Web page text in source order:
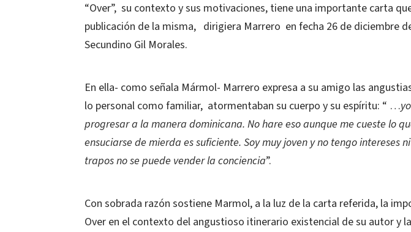
“Over”, su contexto y sus motivaciones, tiene una importante carta
publicación de la misma, dirigiera Marrero en fecha 26 de diciembre
Secundino Gil Morales.
En ella- como señala Mármol- Marrero expresa a su amigo las
lo personal como familiar, atormentaban su cuerpo y su espíritu: “ …
progresar a la manera dominicana. No hare eso aunque me cueste lo
ensuciarse de mierda es suficiente. Soy muy joven y no tengo intereses
trapos no se puede vender la conciencia”.
Con sobrada razón sostiene Marmol, a la luz de la carta referida, la
Over en el contexto del angustioso itinerario existencial de su autor y